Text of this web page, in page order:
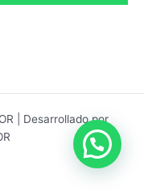
| Desarrollado por